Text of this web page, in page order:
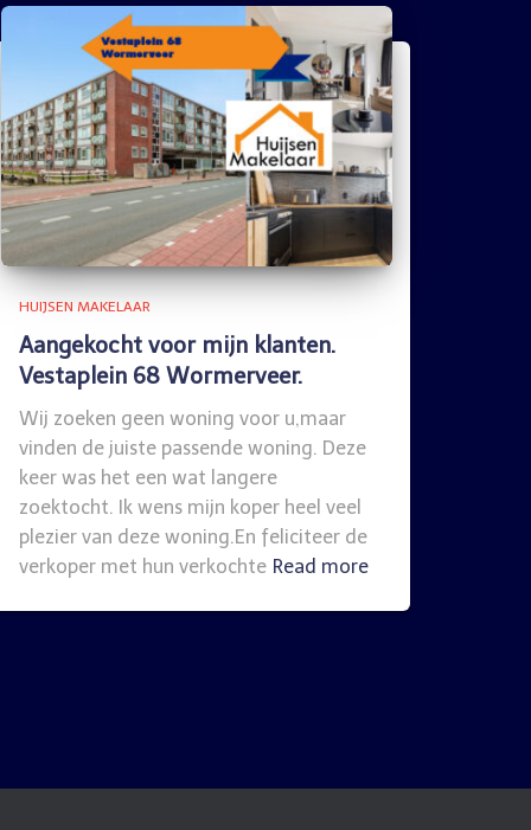
HUIJSEN MAKELAAR
Aangekocht voor mijn klanten.
Vestaplein 68 Wormerveer.
Wij zoeken geen woning voor u,maar
vinden de juiste passende woning. Deze
keer was het een wat langere
zoektocht. Ik wens mijn koper heel veel
plezier van deze woning.En feliciteer de
verkoper met hun verkochte Read more